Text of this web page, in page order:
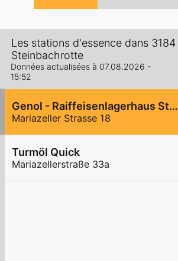
Les stations d'essence dans 3184
Steinbachrotte
Données actualisées à 07.08.2026 -
15:52
Genol - Raiffeisenlagerhaus St. Pölten
Mariazeller Strasse 18
Turmöl Quick
Mariazellerstraße 33a